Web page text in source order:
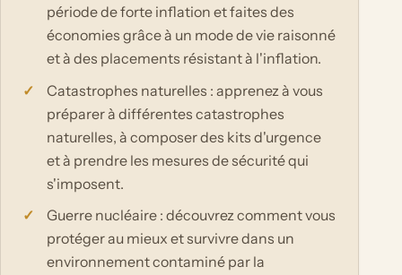
période de forte inflation et faites des
économies grâce à un mode de vie raisonné
et à des placements résistant à l'inflation.
Catastrophes naturelles : apprenez à vous
préparer à différentes catastrophes
naturelles, à composer des kits d'urgence
et à prendre les mesures de sécurité qui
s'imposent.
Guerre nucléaire : découvrez comment vous
protéger au mieux et survivre dans un
environnement contaminé par la